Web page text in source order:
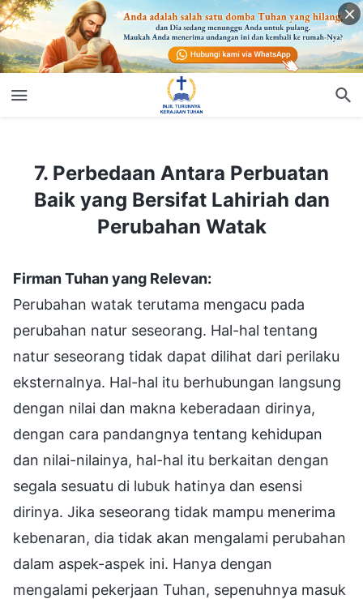
7. Perbedaan Antara Perbuatan
Baik yang Bersifat Lahiriah dan
Perubahan Watak
Firman Tuhan yang Relevan:
Perubahan watak terutama mengacu pada
perubahan natur seseorang. Hal-hal tentang
natur seseorang tidak dapat dilihat dari perilaku
eksternalnya. Hal-hal itu berhubungan langsung
dengan nilai dan makna keberadaan dirinya,
dengan cara pandangnya tentang kehidupan
dan nilai-nilainya, hal-hal itu berkaitan dengan
segala sesuatu di lubuk hatinya dan esensi
dirinya. Jika seseorang tidak mampu menerima
kebenaran, dia tidak akan mengalami perubahan
dalam aspek-aspek ini. Hanya dengan
mengalami pekerjaan Tuhan, sepenuhnya masuk